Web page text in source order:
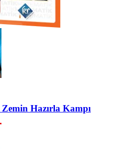
Haritası
Hazırla Kampı